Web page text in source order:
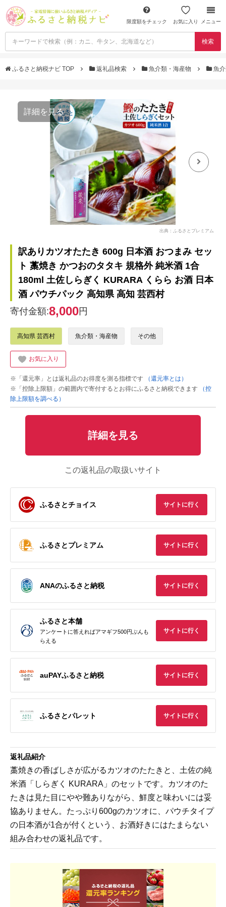
限度額をチェック お気に入り メニュー
検索
ふるさと納税ナビ TOP 返礼品検索 魚介類・海産物 魚介
詳細を見る
出典：ふるさとプレミアム
訳ありカツオたたき 600g 日本酒 おつまみ セッ
ト 藁焼き かつおのタタキ 規格外 純米酒 1合
180ml 土佐しらぎく KURARA くらら お酒 日本
酒 パウチパック 高知県 高知 芸西村
寄付金額:8,000円
高知県 芸西村 魚介類・海産物 その他
お気に入り
※「還元率」とは返礼品のお得度を測る指標です
（還元率とは）
※「控除上限額」の範囲内で寄付するとお得にふるさと納税できます
（控
除上限額を調べる）
詳細を見る
この返礼品の取扱いサイト
ふるさとチョイス サイトに行く
ふるさとプレミアム サイトに行く
ANAのふるさと納税 サイトに行く
ふるさと本舗
アンケートに答えればアマギフ500円ぶんも
らえる
サイトに行く
auPAYふるさと納税 サイトに行く
ふるさとパレット サイトに行く
返礼品紹介
藁焼きの香ばしさが広がるカツオのたたきと、土佐の純
米酒「しらぎく KURARA」のセットです。カツオのた
たきは見た目にやや難ありながら、鮮度と味わいには妥
協ありません。たっぷり600gのカツオに、パウチタイプ
の日本酒が1合が付くという、お酒好きにはたまらない
組み合わせの返礼品です。